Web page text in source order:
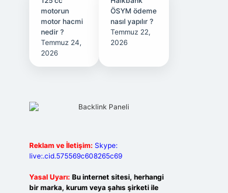
motorun
motor hacmi
nedir ?
Temmuz 24,
2026
ÖSYM ödeme
nasıl yapılır ?
Temmuz 22,
2026
Reklam ve İletişim: Skype:
live:.cid.575569c608265c69
Yasal Uyarı: Bu internet sitesi, herhangi
bir marka, kurum veya şahıs şirketi ile